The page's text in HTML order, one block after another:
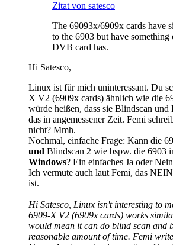
Zitat von satesco
The 69093x/6909x cards have
to the 6903 but have something
DVB card has.
Hi Satesco,
Linux ist für mich uninteressant. Du
X V2 (6909x cards) ähnlich wie die
würde heißen, dass sie Blindscan
das in angemessener Zeit. Femi
nicht? Mmh.
Nochmal, einfache Frage: Kann die
und Blindscan 2 wie bspw. die 6903
Windows? Ein einfaches Ja oder
Ich vermute auch laut Femi, das
ist.
Hi Satesco, Linux isn't interesting to
6909-X V2 (6909x cards) works
would mean it can do blind scan and
reasonable amount of time. Femi